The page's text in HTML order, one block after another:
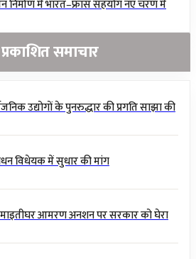
निर्माण में भारत–फ्रांस सहयोग नए चरण में
समाचार
उद्योगों के पुनरुद्धार की प्रगति साझा की
विधेयक में सुधार की मांग
आमरण अनशन पर सरकार को घेरा